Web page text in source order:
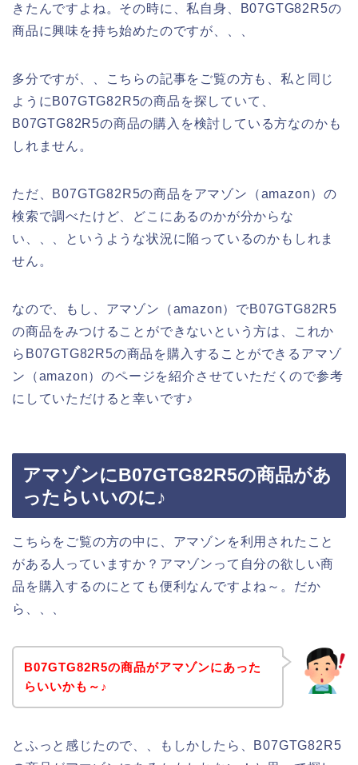
きたんですよね。その時に、私自身、B07GTG82R5の
商品に興味を持ち始めたのですが、、、
多分ですが、、こちらの記事をご覧の方も、私と同じ
ようにB07GTG82R5の商品を探していて、
B07GTG82R5の商品の購入を検討している方なのかも
しれません。
ただ、B07GTG82R5の商品をアマゾン（amazon）の
検索で調べたけど、どこにあるのかが分からな
い、、、というような状況に陥っているのかもしれま
せん。
なので、もし、アマゾン（amazon）でB07GTG82R5
の商品をみつけることができないという方は、これか
らB07GTG82R5の商品を購入することができるアマゾ
ン（amazon）のページを紹介させていただくので参考
にしていただけると幸いです♪
アマゾンにB07GTG82R5の商品があ
ったらいいのに♪
こちらをご覧の方の中に、アマゾンを利用されたこと
がある人っていますか？アマゾンって自分の欲しい商
品を購入するのにとても便利なんですよね～。だか
ら、、、
B07GTG82R5の商品がアマゾンにあった
らいいかも～♪
とふっと感じたので、、もしかしたら、B07GTG82R5